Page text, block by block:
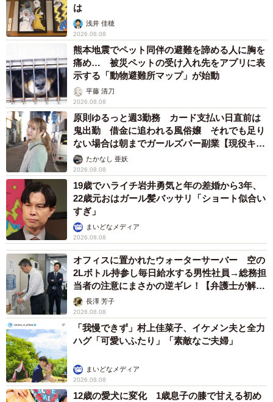
は
浅井 佳穂
2026.08.08
熊本地震でペット同伴の避難を諦める人に胸を
痛め… 被災ペットの受け入れ先をアプリに表
示する「動物避難所マップ」が始動
平藤 清刀
2026.08.08
原則ゆるっと週3勤務 カード支払い日直前は
鬼出勤 借金に追われる風俗嬢 それでも足り
ない場合は朝までガールズバー副業【現役キャ
ストに取材】
たかなし 亜妖
2026.08.08
19歳でハライチ岩井勇気と年の差婚から3年、
22歳元おはガール髪バッサリ「ショート似合い
すぎ」
まいどなメディア
2026.08.08
オフィスに置かれたウォーターサーバー 空の
2Lボトル持参し毎日給水する男性社員→総務担
当者の注意にまさかの逆ギレ！【弁護士が解
説】長澤 芳子
2026.08.08
「我慢できず」村上佳菜子、イケメン夫と全力
ハグ「可愛いふたり」「素敵なご夫婦」
まいどなメディア
2026.08.08
12歳の愛犬に変化 1歳息子の膝で甘える初め